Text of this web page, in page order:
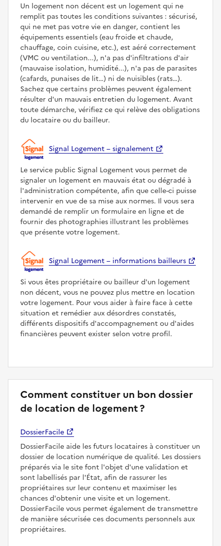
Un logement non décent est un logement qui ne
remplit pas toutes les conditions suivantes : sécurisé,
qui ne met pas votre vie en danger, contient les
équipements essentiels (eau froide et chaude,
chauffage, coin cuisine, etc.), est aéré correctement
(VMC ou ventilation...), n'a pas d'infiltrations d'air
(mauvaise isolation, humidité...), n'a pas de parasites
(cafards, punaises de lit…) ni de nuisibles (rats…).
Sachez que certains problèmes peuvent également
résulter d'un mauvais entretien du logement. Avant
toute démarche, vérifiez ce qui relève des obligations
du locataire ou du bailleur.
Signal Logement – signalement
Le service public Signal Logement vous permet de
signaler un logement en mauvais état ou dégradé à
l'administration compétente, afin que celle-ci puisse
intervenir en vue de sa mise aux normes. Il vous sera
demandé de remplir un formulaire en ligne et de
fournir des photographies illustrant les problèmes
que présente votre logement.
Signal Logement – informations bailleurs
Si vous êtes propriétaire ou bailleur d'un logement
non décent, vous ne pouvez plus mettre en location
votre logement. Pour vous aider à faire face à cette
situation et remédier aux désordres constatés,
différents dispositifs d'accompagnement ou d'aides
financières peuvent exister selon votre profil.
Comment constituer un bon dossier
de location de logement ?
DossierFacile
DossierFacile aide les futurs locataires à constituer un
dossier de location numérique de qualité. Les dossiers
préparés via le site font l'objet d'une validation et
sont labellisés par l'État, afin de rassurer les
propriétaires sur leur contenu et maximiser les
chances d'obtenir une visite et un logement.
DossierFacile vous permet également de transmettre
de manière sécurisée ces documents personnels aux
propriétaires.